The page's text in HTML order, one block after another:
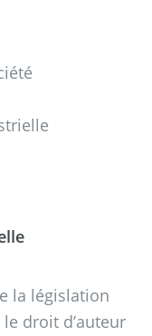
la législation
droit d’auteur